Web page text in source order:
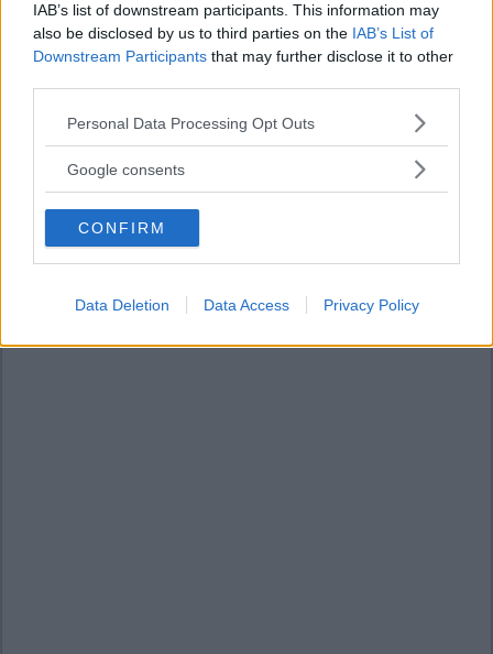
IAB’s list of downstream participants. This information may
also be disclosed by us to third parties on the IAB’s List of
Downstream Participants that may further disclose it to other
Please note that this website/app uses one or more Google
not limited to your visit or usage behaviour. You may click to
use your data for below specified purposes in below Google
consent section.
Personal Data Processing Opt Outs
Google consents
CONFIRM
Data Deletion Data Access Privacy Policy